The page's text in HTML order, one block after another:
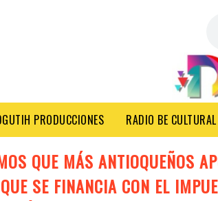
PRODUCCIONES RADIO BE CULTURAL
QUE MÁS ANTIOQUEÑOS
SE FINANCIA CON EL